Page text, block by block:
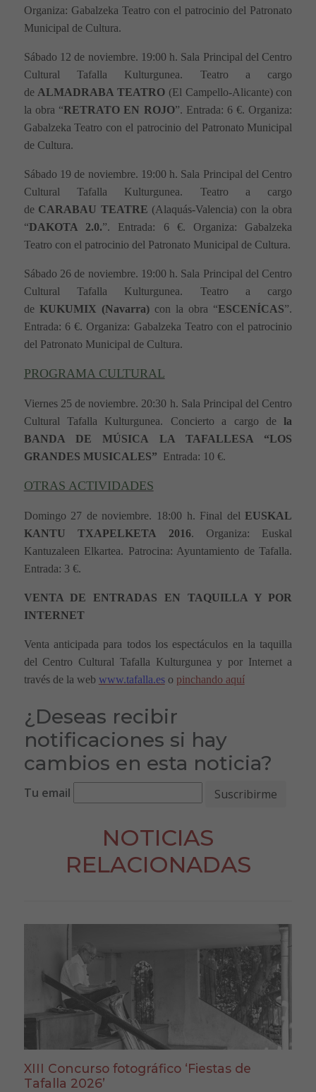
Organiza: Gabalzeka Teatro con el patrocinio del Patronato
Municipal de Cultura.
Sábado 12 de noviembre. 19:00 h. Sala Principal del Centro
Cultural Tafalla Kulturgunea. Teatro a cargo
de ALMADRABA TEATRO (El Campello-Alicante) con
la obra “RETRATO EN ROJO”. Entrada: 6 €. Organiza:
Gabalzeka Teatro con el patrocinio del Patronato Municipal
de Cultura.
Sábado 19 de noviembre. 19:00 h. Sala Principal del Centro
Cultural Tafalla Kulturgunea. Teatro a cargo
de CARABAU TEATRE (Alaquás-Valencia) con la obra
“DAKOTA 2.0.”. Entrada: 6 €. Organiza: Gabalzeka
Teatro con el patrocinio del Patronato Municipal de Cultura.
Sábado 26 de noviembre. 19:00 h. Sala Principal del Centro
Cultural Tafalla Kulturgunea. Teatro a cargo
de KUKUMIX (Navarra)con la obra “ESCENÍCAS”.
Entrada: 6 €. Organiza: Gabalzeka Teatro con el patrocinio
del Patronato Municipal de Cultura.
PROGRAMA CULTURAL
Viernes 25 de noviembre. 20:30 h. Sala Principal del Centro
Cultural Tafalla Kulturgunea. Concierto a cargo de
la
BANDA DE MÚSICA LA TAFALLESA “LOS
GRANDES MUSICALES” Entrada: 10 €.
OTRAS ACTIVIDADES
Domingo 27 de noviembre. 18:00 h. Final del EUSKAL
KANTU TXAPELKETA 2016. Organiza: Euskal
Kantuzaleen Elkartea. Patrocina: Ayuntamiento de Tafalla.
Entrada: 3 €.
VENTA DE ENTRADAS EN TAQUILLA Y POR
INTERNET
Venta anticipada para todos los espectáculos en la taquilla
del Centro Cultural Tafalla Kulturgunea y por Internet a
través de la web www.tafalla.eso pinchando aquí
¿Deseas recibir
notificaciones si hay
cambios en esta noticia?
Tu email
NOTICIAS
RELACIONADAS
XIII Concurso fotográfico ‘Fiestas de
Tafalla 2026’